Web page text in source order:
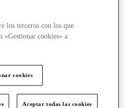
los terceros con los que
«Gestionar cookies» a
cookies
Aceptar todas las cookies